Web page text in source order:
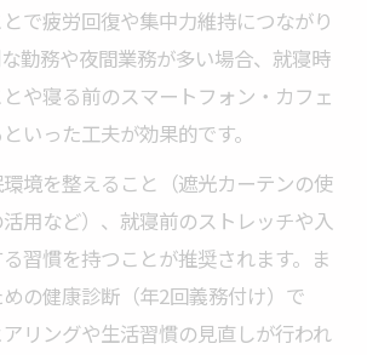
で疲労回復や集中力維持につながり
勤務や夜間業務が多い場合、就寝時
や寝る前のスマートフォン・カフェ
いった工夫が効果的です。
境を整えること（遮光カーテンの使
用など）、就寝前のストレッチや入
習慣を持つことが推奨されます。ま
の健康診断（年2回義務付け）で
リングや生活習慣の見直しが行われ